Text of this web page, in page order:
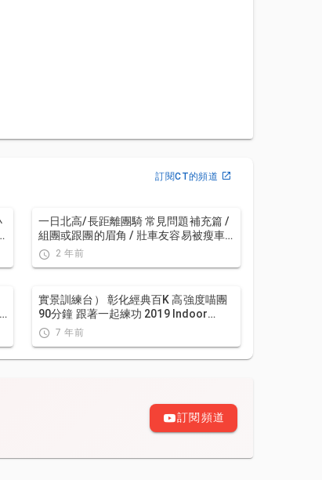
訂閱CT的頻道
一日北高/長距離團騎 常見問題補充篇 /
組團或跟團的眉角 / 壯車友容易被瘦車
友慢性拉爆 / 原來屁股痛可能是這個原
因...？ / 風場配速法 / 公路車 / CT Yeh
2 年前
實景訓練台） 彰化經典百K 高強度喵團
90分鐘 跟著一起練功 2019 Indoor
workout Changhua Classic 100
Taiwan
7 年前
訂閱頻道